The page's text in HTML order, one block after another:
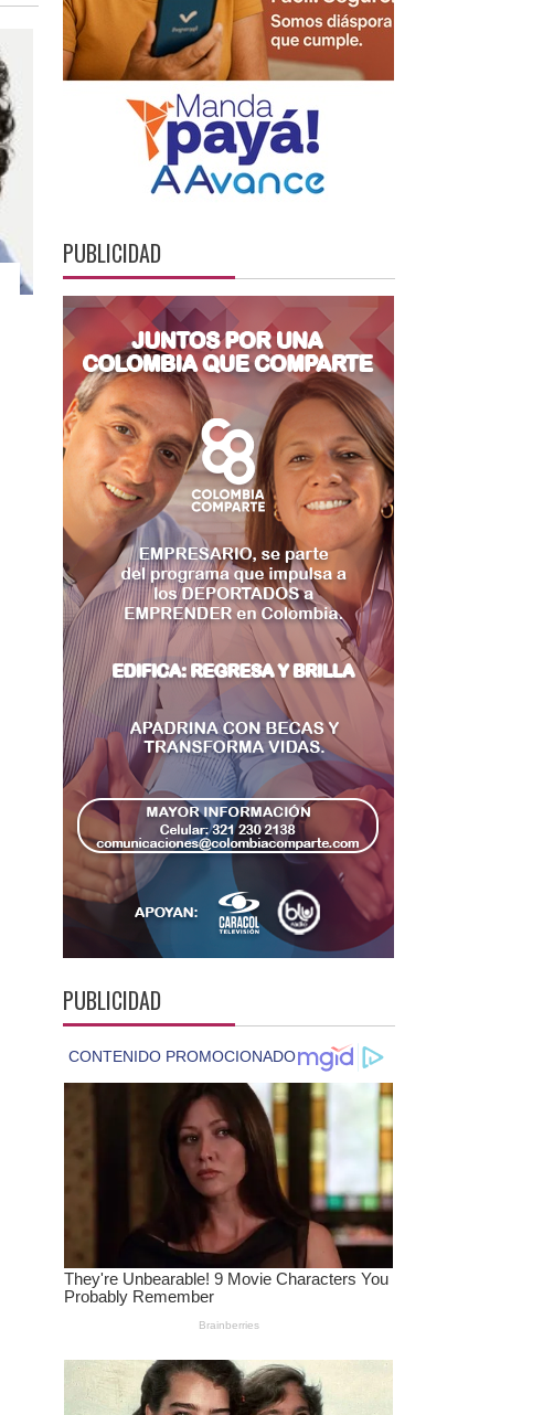
PUBLICIDAD
PUBLICIDAD